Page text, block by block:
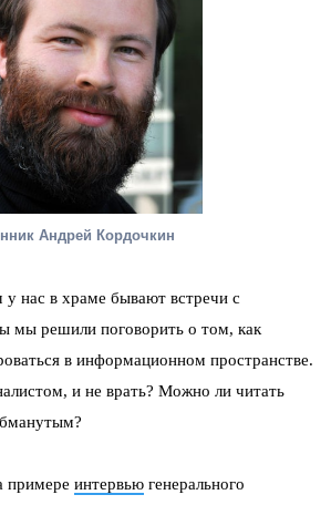
Андрей Кордочкин
нас в храме бывают встречи с
мы решили поговорить о том, как
в информационном пространстве.
и не врать? Можно ли читать
примере интервью генерального